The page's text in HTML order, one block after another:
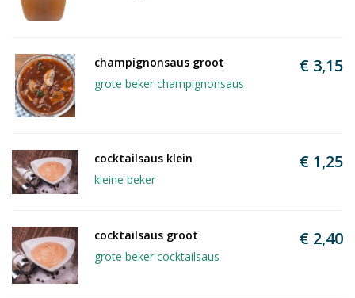
champignonsaus groot
grote beker champignonsaus
€ 3,15
cocktailsaus klein
kleine beker
€ 1,25
cocktailsaus groot
grote beker cocktailsaus
€ 2,40